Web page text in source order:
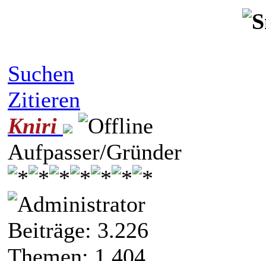
Suchen
Zitieren
Kniri
Aufpasser/Gründer
Beiträge: 3.226